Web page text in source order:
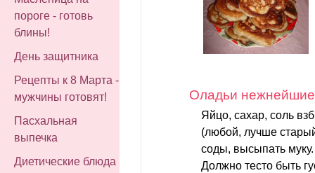
пороге - готовь
блины!
День защитника
Рецепты к 8 Марта -
мужчины готовят!
Пасхальная
выпечка
Диетические блюда
Оладьи нежнейшие
Яйцо, сахар, соль
(любой, лучше
соды, высыпать
Должно тесто быть